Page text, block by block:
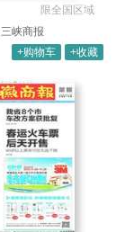
限全国区域
三峡商报
+购物车
+收藏